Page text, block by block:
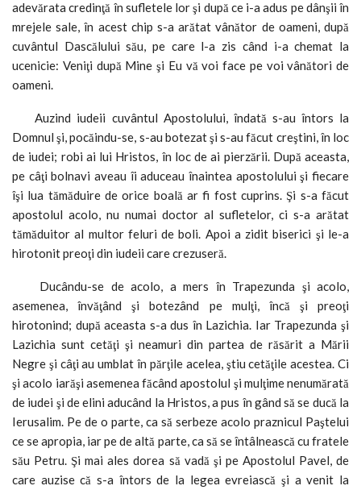
adevărata credinţă în sufletele lor şi după ce i-a adus pe dânşii în
mrejele sale, în acest chip s-a arătat vânător de oameni, după
cuvântul Dascălului său, pe care l-a zis când i-a chemat la
ucenicie: Veniţi după Mine şi Eu vă voi face pe voi vânători de
oameni.
Auzind iudeii cuvântul Apostolului, îndată s-au întors la
Domnul şi, pocăindu-se, s-au botezat şi s-au făcut creştini, în loc
de iudei; robi ai lui Hristos, în loc de ai pierzării. După aceasta,
pe câţi bolnavi aveau îi aduceau înaintea apostolului şi fiecare
îşi lua tămăduire de orice boală ar fi fost cuprins. Şi s-a făcut
apostolul acolo, nu numai doctor al sufletelor, ci s-a arătat
tămăduitor al multor feluri de boli. Apoi a zidit biserici şi le-a
hirotonit preoţi din iudeii care crezuseră.
Ducându-se de acolo, a mers în Trapezunda şi acolo,
asemenea, învăţând şi botezând pe mulţi, încă şi preoţi
hirotonind; după aceasta s-a dus în Lazichia. Iar Trapezunda şi
Lazichia sunt cetăţi şi neamuri din partea de răsărit a Mării
Negre şi câţi au umblat în părţile acelea, ştiu cetăţile acestea. Ci
şi acolo iarăşi asemenea făcând apostolul şi mulţime nenumărată
de iudei şi de elini aducând la Hristos, a pus în gând să se ducă la
Ierusalim. Pe de o parte, ca să serbeze acolo praznicul Paştelui
ce se apropia, iar pe de altă parte, ca să se întâlnească cu fratele
său Petru. Şi mai ales dorea să vadă şi pe Apostolul Pavel, de
care auzise că s-a întors de la legea evreiască şi a venit la